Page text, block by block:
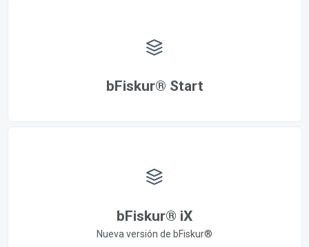
bFiskur® Start
bFiskur® iX
Nueva versión de bFiskur®